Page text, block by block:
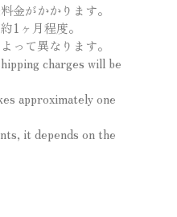
金がかかります。
1ヶ月程度。
って異なります。
charges will be
approximately one
it depends on the